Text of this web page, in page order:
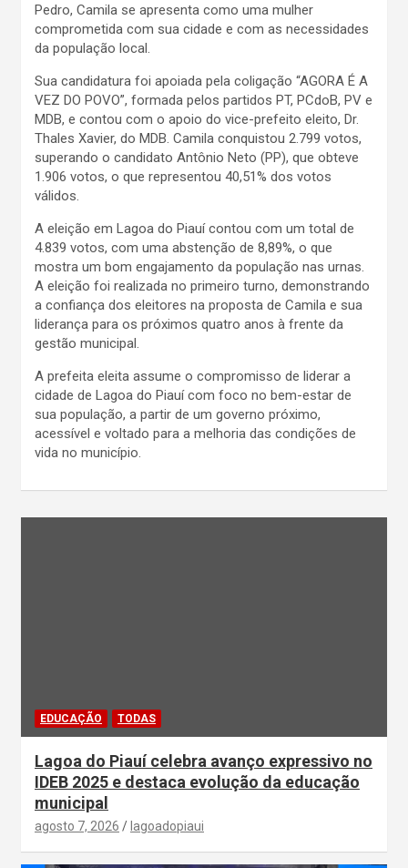
Pedro, Camila se apresenta como uma mulher
comprometida com sua cidade e com as necessidades
da população local.
Sua candidatura foi apoiada pela coligação “AGORA É A
VEZ DO POVO”, formada pelos partidos PT, PCdoB, PV e
MDB, e contou com o apoio do vice-prefeito eleito, Dr.
Thales Xavier, do MDB. Camila conquistou 2.799 votos,
superando o candidato Antônio Neto (PP), que obteve
1.906 votos, o que representou 40,51% dos votos
válidos.
A eleição em Lagoa do Piauí contou com um total de
4.839 votos, com uma abstenção de 8,89%, o que
mostra um bom engajamento da população nas urnas.
A eleição foi realizada no primeiro turno, demonstrando
a confiança dos eleitores na proposta de Camila e sua
liderança para os próximos quatro anos à frente da
gestão municipal.
A prefeita eleita assume o compromisso de liderar a
cidade de Lagoa do Piauí com foco no bem-estar de
sua população, a partir de um governo próximo,
acessível e voltado para a melhoria das condições de
vida no município.
EDUCAÇÃO TODAS
Lagoa do Piauí celebra avanço expressivo no
IDEB 2025 e destaca evolução da educação
municipal
agosto 7, 2026 lagoadopiaui